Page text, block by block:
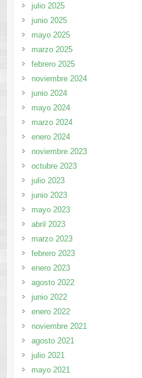
julio 2025
junio 2025
mayo 2025
marzo 2025
febrero 2025
noviembre 2024
junio 2024
mayo 2024
marzo 2024
enero 2024
noviembre 2023
octubre 2023
julio 2023
junio 2023
mayo 2023
abril 2023
marzo 2023
febrero 2023
enero 2023
agosto 2022
junio 2022
enero 2022
noviembre 2021
agosto 2021
julio 2021
mayo 2021